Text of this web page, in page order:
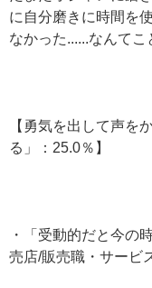
に自分磨きに時間を
なかった......なんてこ
【勇気を出して声
る」：25.0％】
・「受動的だと今の
売店/販売職・サービ